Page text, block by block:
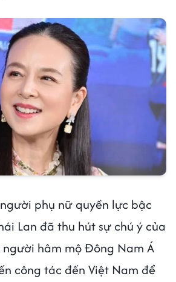
phụ nữ quyền lực bậc
Lan đã thu hút sự chú ý của
hâm mộ Đông Nam Á
công tác đến Việt Nam để